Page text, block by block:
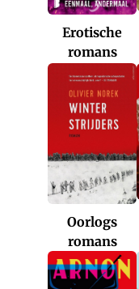
Erotische
romans
Oorlogs
romans